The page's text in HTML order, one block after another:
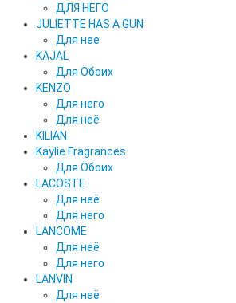
ДЛЯ НЕГО
JULIETTE HAS A GUN
Для нее
KAJAL
Для Обоих
KENZO
Для него
Для неё
KILIAN
Kaylie Fragrances
Для Обоих
LACOSTE
Для неё
Для него
LANCOME
Для неё
Для него
LANVIN
Для неё